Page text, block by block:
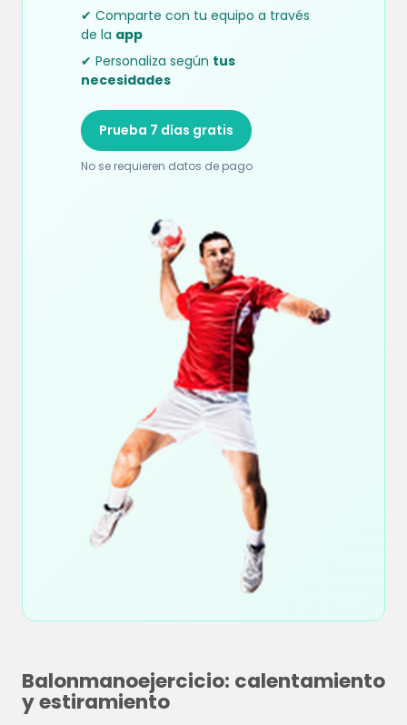
✔ Comparte con tu equipo a través
de la app
✔ Personaliza según tus
necesidades
Prueba 7 días gratis
No se requieren datos de pago
Balonmanoejercicio: calentamiento
y estiramiento